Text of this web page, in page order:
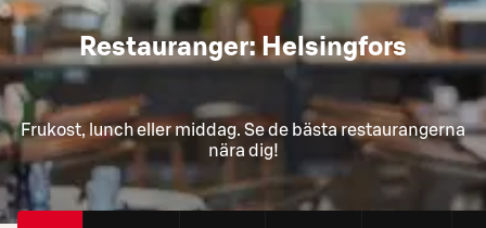
Restauranger: Helsingfors
Frukost, lunch eller middag. Se de bästa restaurangerna
nära dig!